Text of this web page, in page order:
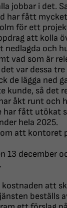
jobbar i det.
harfått
för ett
att kolla
nedlagda och
vad som är
var dessa tre
de lägga ned
kunde, så det
åkt runt och
har fått utökat
hela 2025.
att kontoret
13 december
att
beställs